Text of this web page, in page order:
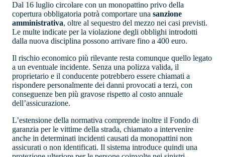
Dal 16 luglio circolare con un monopattino privo della
copertura obbligatoria potrà comportare una sanzione
amministrativa, oltre al sequestro del mezzo nei casi previsti.
Le multe indicate per la violazione degli obblighi introdotti
dalla nuova disciplina possono arrivare fino a 400 euro.
Il rischio economico più rilevante resta comunque quello legato
a un eventuale incidente. Senza una polizza valida, il
proprietario e il conducente potrebbero essere chiamati a
rispondere personalmente dei danni provocati a terzi, con
conseguenze ben più gravose rispetto al costo annuale
dell’assicurazione.
L’estensione della normativa comprende inoltre il Fondo di
garanzia per le vittime della strada, chiamato a intervenire
anche in determinati incidenti causati da monopattini non
assicurati o non identificati. Il sistema introduce quindi una